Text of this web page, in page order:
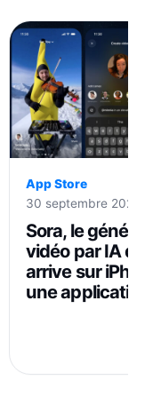
App Store
30 septembre 2025
Sora, le
vidéo par IA
arrive sur
une application